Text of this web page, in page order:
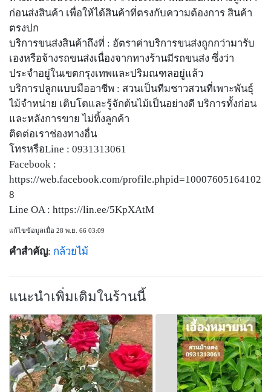
ก่อนส่งสินค้า เพื่อให้ได้สินค้าที่ตรงกับความต้องการ สินค้า
ตรงปก
บริการขนส่งสินค้าถึงที่ : อัตราค่าบริการขนส่งถูกกว่ามารับ
เองหรือจ้างรถขนส่งเนื่องจากทางร้านมีรถขนส่ง ซึ่งว่า
ประจำอยู่ในเขตกรุงเทพและปริมณฑลอยู่แล้ว
บริการปลูกแบบมืออาชีพ : สวนเป็นทีมชาวสวนที่เพาะพันธุ์
ไม้จำหน่าย เติบโตและรู้จักต้นไม้เป็นอย่างดี บริการทั้งก่อน
และหลังการขาย ไม่ทิ้งลูกค้า
ติดต่อเราช่องทางอื่น
โทรหรือLine : 0931313061
Facebook :
https://web.facebook.com/profile.phpid=10007605164102
8
Line OA : https://lin.ee/5KpXAtM
แก้ไขข้อมูลเมื่อ 28 พ.ย. 66 03:09
คำสำคัญ: กล้วยไม้
แนะนำเพิ่มเติมในร้านนี้